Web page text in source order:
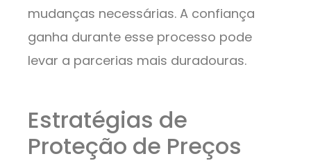
mudanças necessárias. A confiança
ganha durante esse processo pode
levar a parcerias mais duradouras.
Estratégias de
Proteção de Preços